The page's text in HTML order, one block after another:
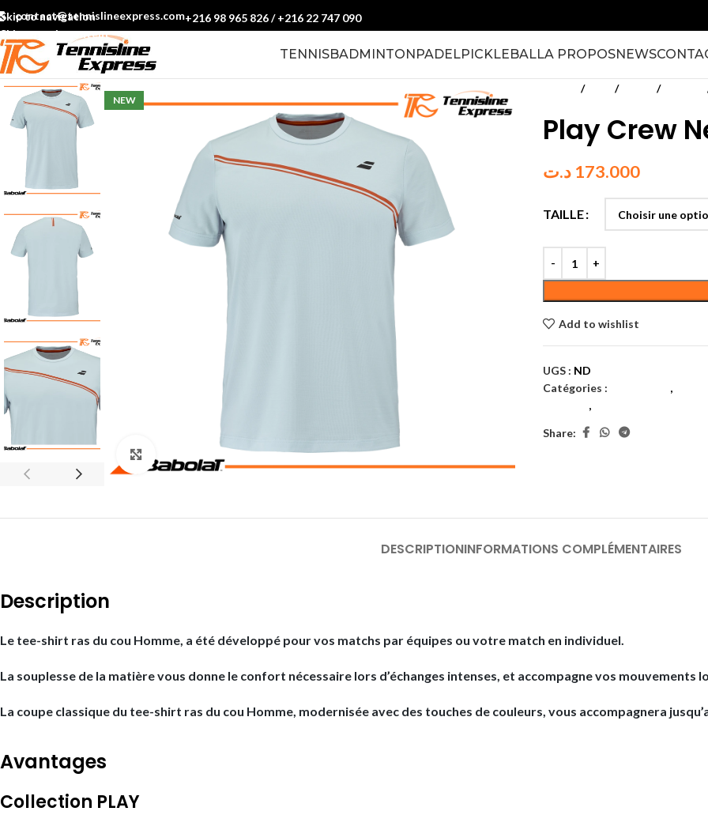
Skip to navigation
Skip to main content
contact@tennislineexpress.com+216 98 965 826/+216 22 747 090
TENNISBADMINTONPADELPICKLEBALLA PROPOSNEWS
NEW
Padel Textile Hommes
Play Crew
173.000 د.ت
TAILLE
Add to wishlist
UGS : ND
Catégories :
,
,
Share:
DESCRIPTIONINFORMATIONS COMPLÉMENTAIRES
Description
Le tee-shirt ras du cou Homme, a été développé pour vos matchs par équipes ou votre match en individuel.
La souplesse de la matière vous donne le confort nécessaire lors d’échanges intenses, et accompagne vos mouvements
La coupe classique du tee-shirt ras du cou Homme, modernisée avec des touches de couleurs, vous accompagnera
Avantages
Collection PLAY